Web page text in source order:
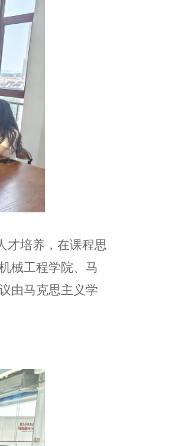
才培养，在课程思
械工程学院、马
由马克思主义学